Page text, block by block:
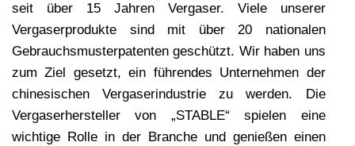
seit über 15 Jahren Vergaser. Viele unserer
Vergaserprodukte sind mit über 20 nationalen
Gebrauchsmusterpatenten geschützt. Wir haben uns
zum Ziel gesetzt, ein führendes Unternehmen der
chinesischen
Vergaserindustrie zu werden. Die
Vergaserhersteller von „STABLE“ spielen eine
wichtige Rolle in der Branche und genießen einen